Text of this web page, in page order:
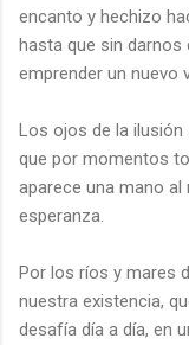
encanto y hechizo
hasta que sin
emprender un nuevo
Los ojos de la ilusión
que por momentos
aparece una mano
esperanza.
Por los ríos y mares
nuestra existencia,
desafía día a día, en